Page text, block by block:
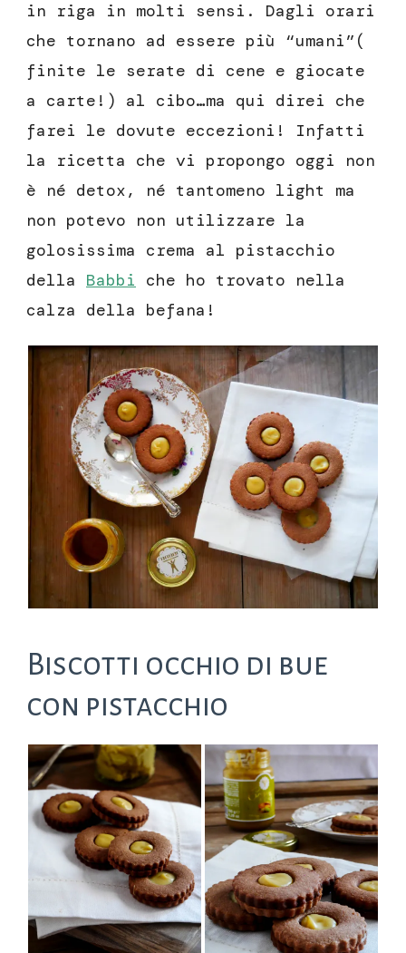
in riga in molti sensi. Dagli orari
che tornano ad essere più “umani”(
finite le serate di cene e giocate
a carte!) al cibo…ma qui direi che
farei le dovute eccezioni! Infatti
la ricetta che vi propongo oggi non
è né detox, né tantomeno light ma
non potevo non utilizzare la
golosissima crema al pistacchio
della Babbi che ho trovato nella
calza della befana!
Biscotti occhio di bue
con pistacchio